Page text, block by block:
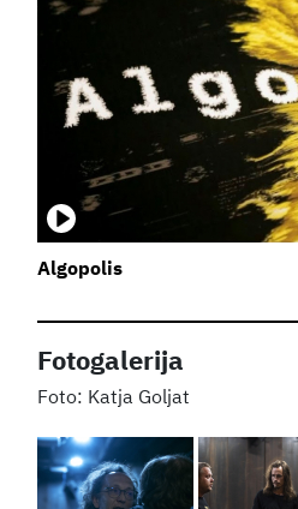
Algopolis
Fotogalerija
Katja Goljat